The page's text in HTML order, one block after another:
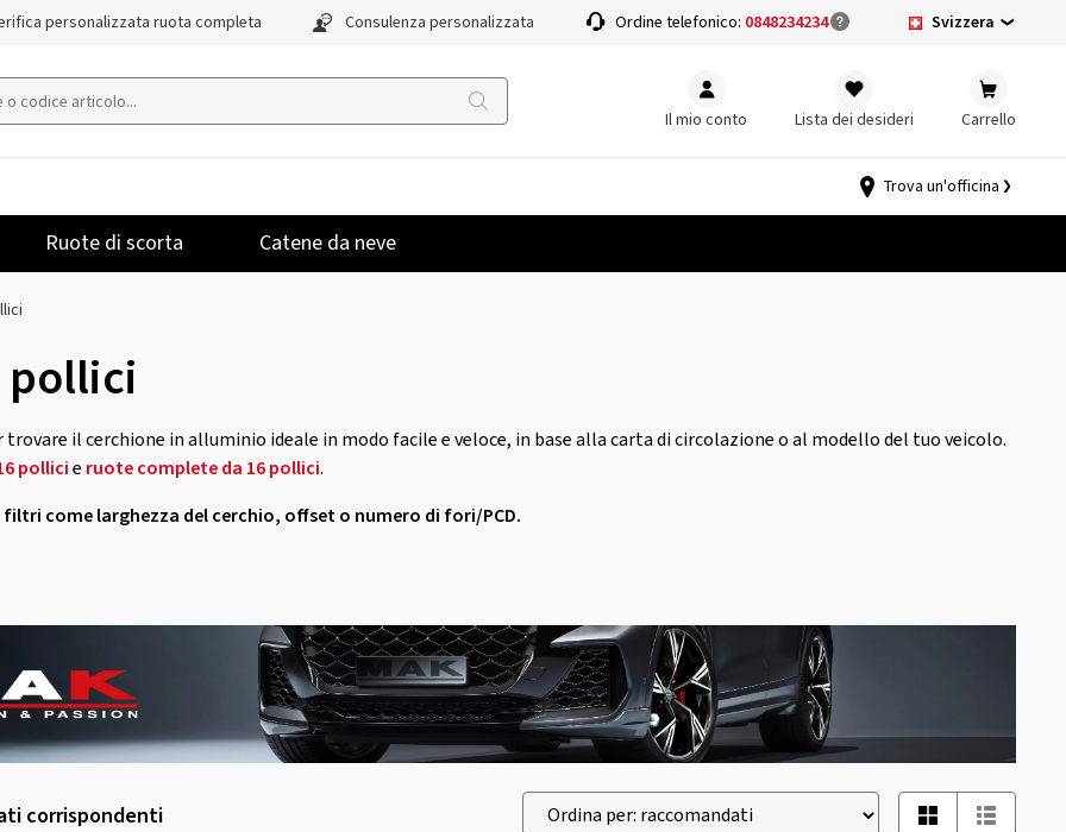
personalizzata ruota completa Consulenza personalizzata Ordine telefonico: 0848234234 Svizzera
Il mio conto Lista dei desideri Carrello
Ruote di scorta Catene da neve
Trova un'officina
pollici
trovare il cerchione in alluminio ideale in modo facile e veloce, in base alla carta di circolazione o al modello del tuo veicolo.
pollicie ruote complete da 16 pollici.
come larghezza del cerchio, offset o numero di fori/PCD.
corrispondenti